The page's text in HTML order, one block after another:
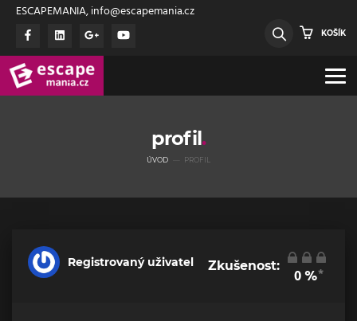
ESCAPEMANIA, info@escapemania.cz
KOŠÍK
profil
ÚVOD PROFIL
Registrovaný uživatel Zkušenost:
0%*